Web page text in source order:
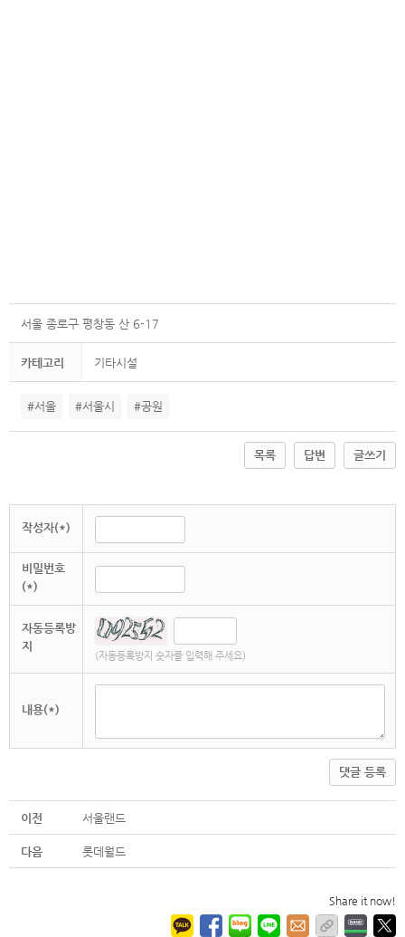
서울 종로구 평창동 산 6-17
카테고리 기타시설
#서울 #서울시 #공원
목록 답변 글쓰기
작성자(*)
비밀번호
(*)
자동등록방
지
(자동등록방지 숫자를 입력해 주세요)
내용(*)
댓글 등록
이전 서울랜드
다음 롯데월드
Share it now!